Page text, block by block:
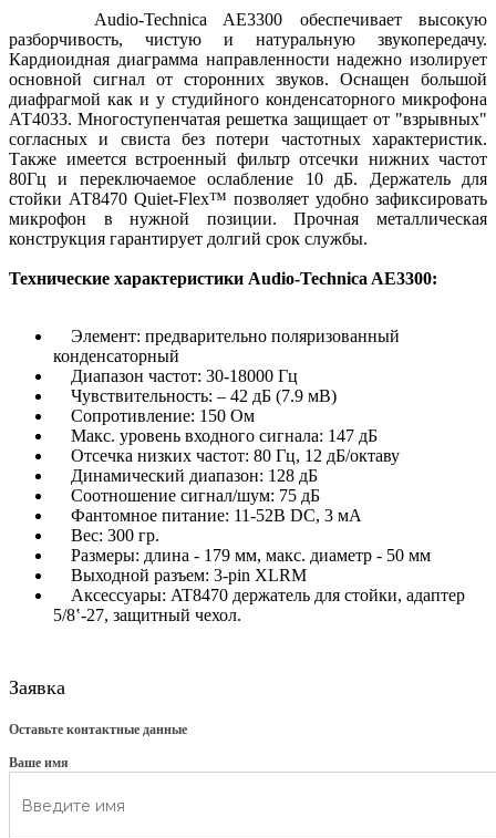
Audio-Technica AE3300 обеспечивает высокую
разборчивость, чистую и натуральную звукопередачу.
Кардиоидная диаграмма направленности надежно изолирует
основной сигнал от сторонних звуков. Оснащен большой
диафрагмой как и у студийного конденсаторного микрофона
АТ4033. Многоступенчатая решетка защищает от "взрывных"
согласных и свиста без потери частотных характеристик.
Также имеется встроенный фильтр отсечки нижних частот
80Гц и переключаемое ослабление 10 дБ. Держатель для
стойки АТ8470 Quiet-Flex™ позволяет удобно зафиксировать
микрофон в нужной позиции. Прочная металлическая
конструкция гарантирует долгий срок службы.
Технические характеристики Audio-Technica AE3300:
Элемент: предварительно поляризованный
конденсаторный
Диапазон частот: 30-18000 Гц
Чувствительность: – 42 дБ (7.9 мВ)
Сопротивление: 150 Ом
Макс. уровень входного сигнала: 147 дБ
Отсечка низких частот: 80 Гц, 12 дБ/октаву
Динамический диапазон: 128 дБ
Соотношение cигнал/шум: 75 дБ
Фантомное питание: 11-52В DC, 3 мА
Вес: 300 гр.
Размеры: длина - 179 мм, макс. диаметр - 50 мм
Выходной разъем: 3-pin XLRМ
Аксессуары: AT8470 держатель для стойки, адаптер
5/8‛-27, защитный чехол.
Заявка
Оставьте контактные данные
Ваше имя